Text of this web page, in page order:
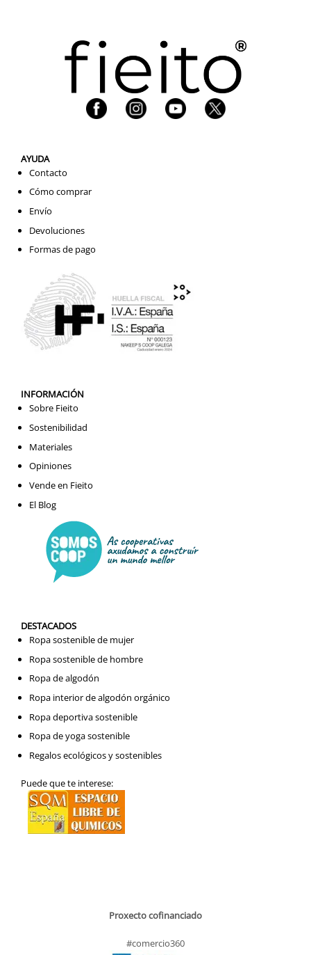
AYUDA
Contacto
Cómo comprar
Envío
Devoluciones
Formas de pago
INFORMACIÓN
Sobre Fieito
Sostenibilidad
Materiales
Opiniones
Vende en Fieito
El Blog
DESTACADOS
Ropa sostenible de mujer
Ropa sostenible de hombre
Ropa de algodón
Ropa interior de algodón orgánico
Ropa deportiva sostenible
Ropa de yoga sostenible
Regalos ecológicos y sostenibles
Puede que te interese:
Proxecto cofinanciado
#comercio360